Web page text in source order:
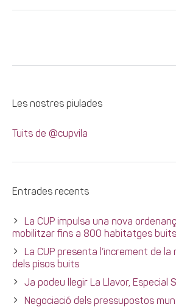
Les nostres piulades
Tuits de @cupvila
Entrades recents
La CUP impulsa una nova
mobilitzar fins a 800 habitatges buits
La CUP presenta l’increment de la
dels pisos buits
Ja podeu llegir La Llavor, Especial
Negociació dels pressupostos